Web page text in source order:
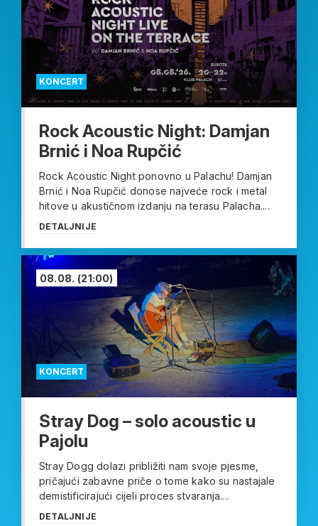
KONCERT
Rock Acoustic Night: Damjan
Brnić i Noa Rupčić
Rock Acoustic Night ponovno u Palachu! Damjan
Brnić i Noa Rupčić donose najveće rock i metal
hitove u akustičnom izdanju na terasu Palacha....
DETALJNIJE
KONCERT
08.08. (21:00)
Stray Dog – solo acoustic u
Pajolu
Stray Dogg dolazi približiti nam svoje pjesme,
pričajući zabavne priče o tome kako su nastajale
demistificirajući cijeli proces stvaranja....
DETALJNIJE